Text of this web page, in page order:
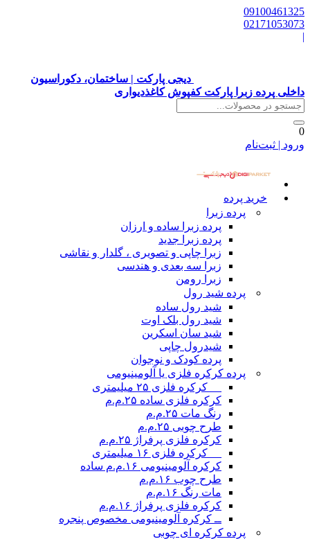
09100461325
02171053073
|
دیجی پارکت | ساختمان، دکوراسیون
داخلی پرده زبرا پارکت کفپوش کاغذدیواری
0
ورود | ثبت‌نام
خرید پرده
پرده زبرا
پرده زبرا ساده و ارزان
پرده زبرا جدید
زبرا چاپی و تصویری ، گلدار و نقاشی
زبرا سه بعدی و هندسی
زبرا رومن
پرده شید رول
شید رول ساده
شید رول بلک اوت
شید سان اسکرین
شیدرول چاپی
پرده کودک و نوجوان
پرده کرکره فلزی یا آلومینیومی
__ کرکره فلزی ۲۵ میلیمتری
کرکره فلزی ساده ۲۵.م.م
رنگ مات ۲۵.م.م
طرح چوبی ۲۵.م.م
کرکره فلزی پرفراژ ۲۵.م.م
__ کرکره فلزی ۱۶ میلیمتری
کرکره آلومینیومی ۱۶.م.م ساده
طرح چوب ۱۶.م.م
مات رنگ ۱۶.م.م
کرکره فلزی پرفراژ ۱۶.م.م
ــ کرکره آلومینیومی مخصوص پنجره
پرده کرکره ای چوبی